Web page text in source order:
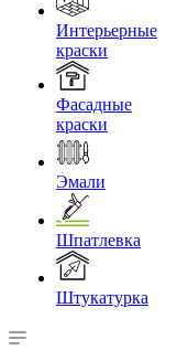
Интерьерные
краски
Фасадные
краски
Эмали
Шпатлевка
Штукатурка